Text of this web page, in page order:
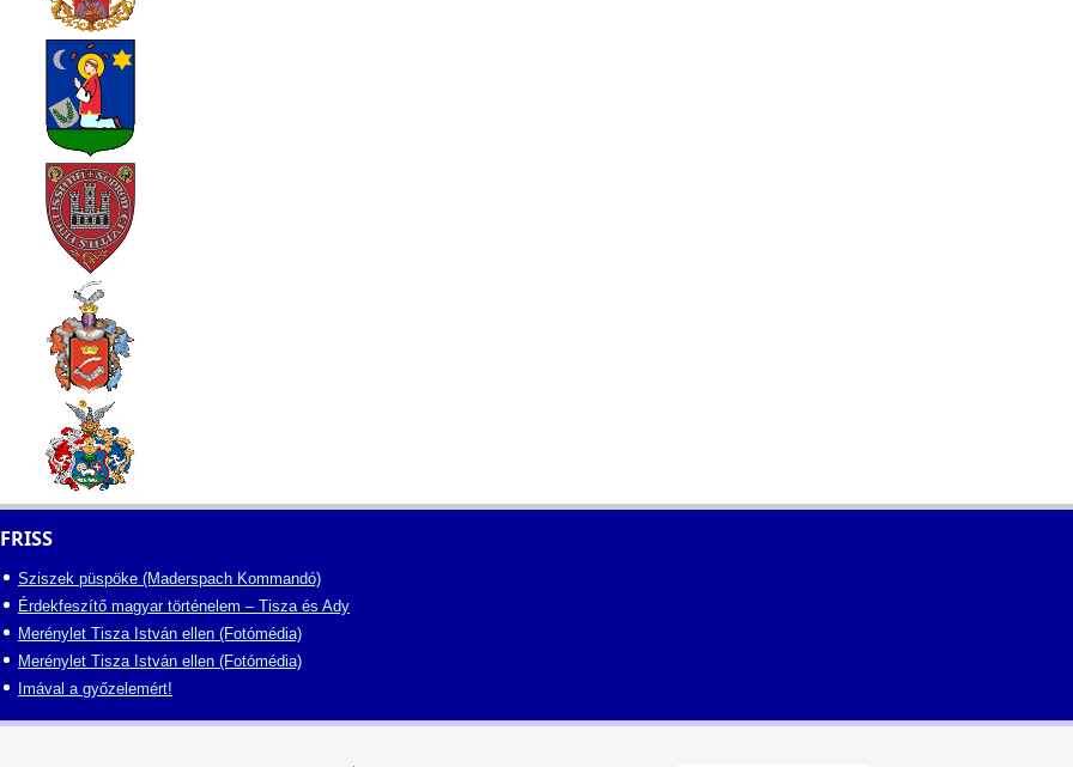
FRISS
Sziszek püspöke (Maderspach Kommandó)
Érdekfeszítő magyar történelem – Tisza és Ady
Merénylet Tisza István ellen (Fotómédia)
Merénylet Tisza István ellen (Fotómédia)
Imával a győzelemért!